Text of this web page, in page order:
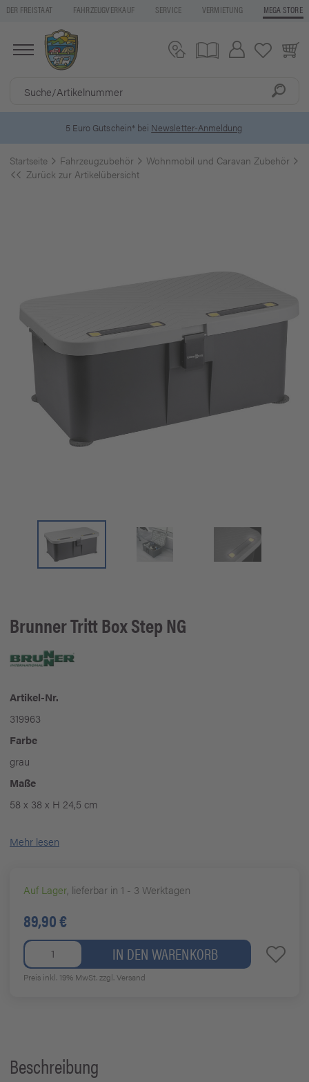
DER FREISTAAT FAHRZEUGVERKAUF SERVICE VERMIETUNG MEGA STORE
5 Euro Gutschein* bei Newsletter-Anmeldung
Startseite Fahrzeugzubehör Wohnmobil und Caravan Zubehör
Zurück zur Artikelübersicht
BrunnerTritt Box Step NG
Artikel-Nr.
319963
Farbe
grau
Maße
58 x 38 x H 24,5 cm
Mehr lesen
Auf Lager, lieferbar in 1 - 3 Werktagen
89,90 €
IN DEN WARENKORB
Preis inkl. 19% MwSt.zzgl. Versand
Beschreibung